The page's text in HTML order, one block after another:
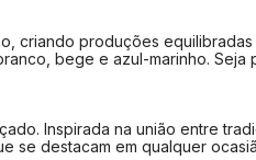
42
43
Como medir?
criando produções
bege e azul-marinho.
Inspirada na união entre
se destacam em qualquer